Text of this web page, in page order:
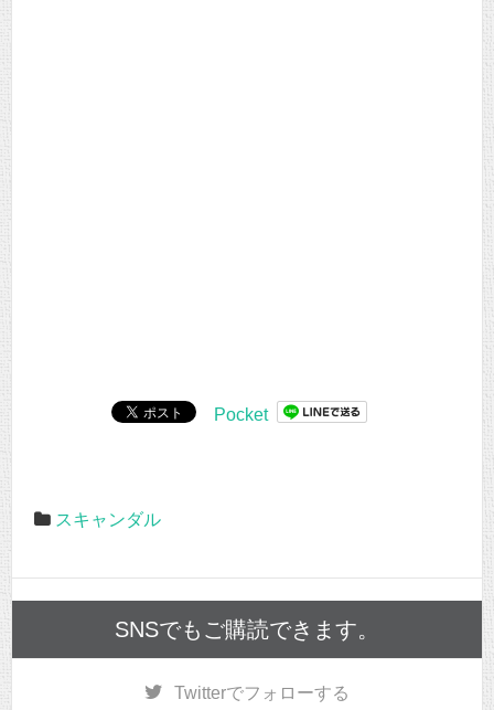
Pocket
スキャンダル
SNSでもご購読できます。
Twitterでフォローする